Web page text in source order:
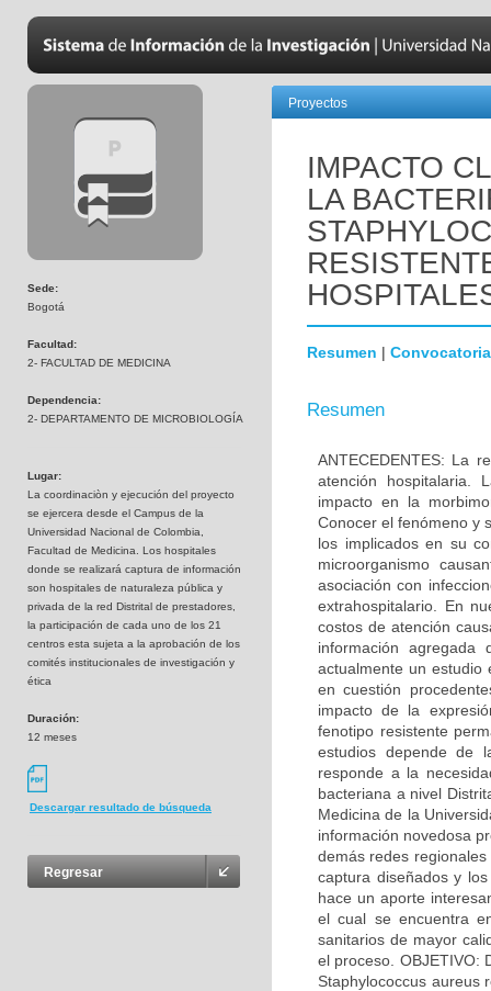
Sede:
Bogotá
Facultad:
2- FACULTAD DE MEDICINA
Dependencia:
2- DEPARTAMENTO DE MICROBIOLOGÍA
Lugar:
La coordinaciòn y ejecución del proyecto
se ejercera desde el Campus de la
Universidad Nacional de Colombia,
Facultad de Medicina. Los hospitales
donde se realizará captura de información
son hospitales de naturaleza pública y
privada de la red Distrital de prestadores,
la participación de cada uno de los 21
centros esta sujeta a la aprobación de los
comités institucionales de investigación y
ética
Duración:
12 meses
Descargar resultado de búsqueda
Regresar
Proyectos
IMPACTO
LA
Resumen | Convocatoria
Resumen
ANTECEDENTES: La
atención hospitalaria.
impacto en la
Conocer el fenómeno y
los implicados en su
microorganismo
asociación con
extrahospitalario. En
costos de atención
información agregada
actualmente un estudio
en cuestión
impacto de la
fenotipo resistente
estudios depende de
responde a la
bacteriana a nivel
Medicina de la
información novedosa
demás redes
captura diseñados y
hace un aporte
el cual se encuentra
sanitarios de mayor
el proceso. OBJETIVO:
Staphylococcus aureus